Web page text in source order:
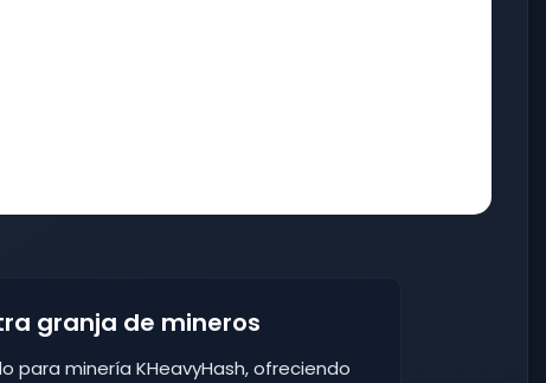
granja de mineros
para minería KHeavyHash, ofreciendo